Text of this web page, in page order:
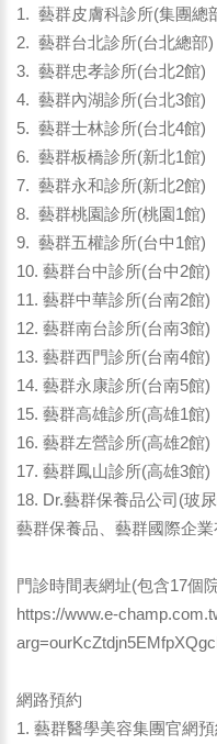
1. 藝群皮膚科診所(集團總
2. 藝群台北診所(台北總部)
3. 藝群忠孝診所(台北2館)
4. 藝群內湖診所(台北3館)
5. 藝群士林診所(台北4館)
6. 藝群板橋診所(新北1館)
7. 藝群永和診所(新北2館)
8. 藝群桃園診所(桃園1館)
9. 藝群五權診所(台中1館)
10. 藝群台中診所(台中2館)
11. 藝群中華診所(台南2館)
12. 藝群南台診所(台南3館)
13. 藝群西門診所(台南4館)
14. 藝群永康診所(台南5館)
15. 藝群高雄診所(高雄1館)
16. 藝群左營診所(高雄2館)
17. 藝群鳳山診所(高雄3館)
18. Dr.藝群保養品公司(玻
藝群保養品、藝群國際企
門診時間表網址(包含17個
https://www.e-
網路預約
1. 藝群醫學美容集團官網預